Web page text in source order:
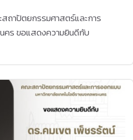
ถาปัตยกรรมศาสตร์และการ
คร ขอแสดงความยินดีกับ